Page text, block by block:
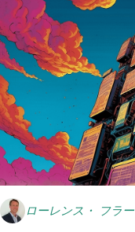
ローレンス・ フラー